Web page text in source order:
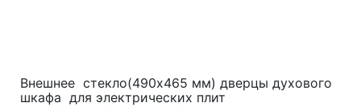
Внешнее стекло(490x465 мм) дверцы духового
шкафа для электрических плит